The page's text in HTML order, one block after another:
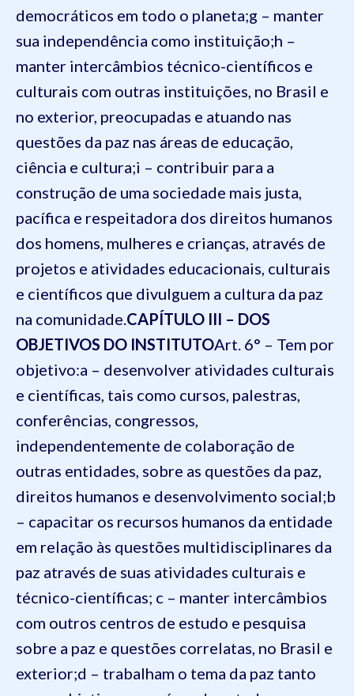
democráticos em todo o planeta;g – manter
sua independência como instituição;h –
manter intercâmbios técnico-científicos e
culturais com outras instituições, no Brasil e
no exterior, preocupadas e atuando nas
questões da paz nas áreas de educação,
ciência e cultura;i – contribuir para a
construção de uma sociedade mais justa,
pacífica e respeitadora dos direitos humanos
dos homens, mulheres e crianças, através de
projetos e atividades educacionais, culturais
e científicos que divulguem a cultura da paz
na comunidade.CAPÍTULO III – DOS
OBJETIVOS DO INSTITUTOArt. 6° – Tem por
objetivo:a – desenvolver atividades culturais
e científicas, tais como cursos, palestras,
conferências, congressos,
independentemente de colaboração de
outras entidades, sobre as questões da paz,
direitos humanos e desenvolvimento social;b
– capacitar os recursos humanos da entidade
em relação às questões multidisciplinares da
paz através de suas atividades culturais e
técnico-científicas; c – manter intercâmbios
com outros centros de estudo e pesquisa
sobre a paz e questões correlatas, no Brasil e
exterior;d – trabalham o tema da paz tanto